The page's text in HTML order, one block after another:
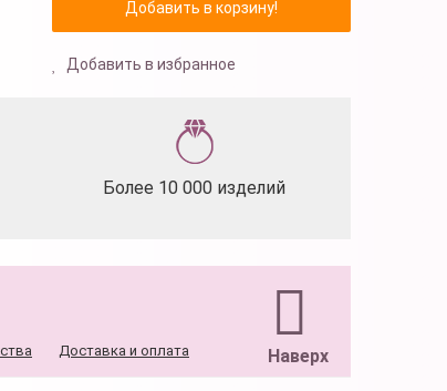
Добавить в избранное
Более 10 000 изделий
Наверх
Доставка и оплата